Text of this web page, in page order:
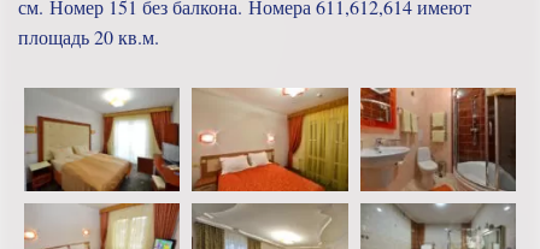
см. Номер 151 без балкона. Номера 611,612,614 имеют
площадь 20 кв.м.